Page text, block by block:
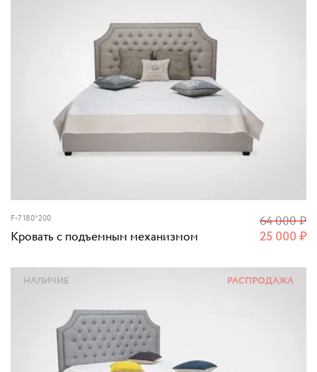
F-7 180*200
Кровать с подъемным механизмом 25 000₽
64 000₽
РАСПРОДАЖА
НАЛИЧИЕ